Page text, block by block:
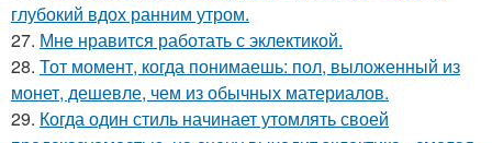
глубокий вдох ранним утром.
27. Мне нравится работать с эклектикой.
28. Тот момент, когда понимаешь: пол, выложенный из
монет, дешевле, чем из обычных материалов.
29. Когда один стиль начинает утомлять своей